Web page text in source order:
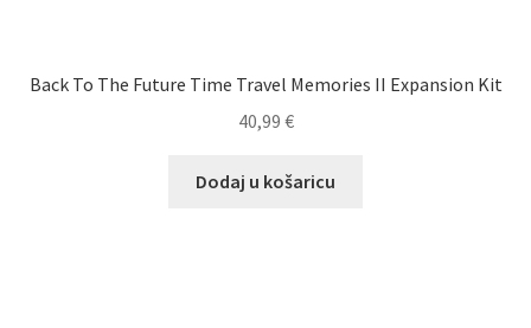
Back To The Future Time Travel Memories II Expansion Kit
40,99 €
Dodaj u košaricu